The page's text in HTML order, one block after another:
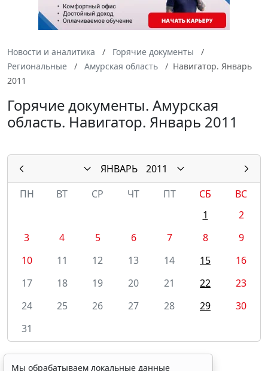
Новости и аналитика
Горячие документы
Региональные
Амурская область
Навигатор. Январь
2011
Горячие документы. Амурская
область. Навигатор. Январь 2011
ЯНВАРЬ
2011
ПН
ВТ СР ЧТ ПТ СБ
ВС
1
2
3
4 5 6 7 8
9
10
11 12 13 14 15
16
17
18 19 20 21 22
23
24
25 26 27 28 29
30
31
Мы обрабатываем локальные данные